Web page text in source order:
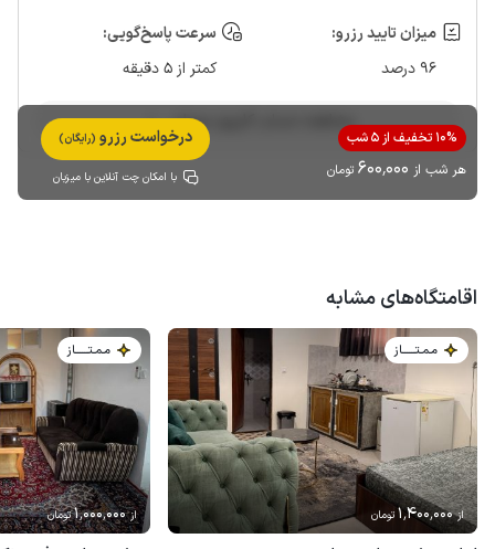
میزان تایید رزرو:
96 درصد
سرعت پاسخ‌گویی:
کمتر از 5 دقیقه
مشاهده حساب کاربری میزبان
10% تخفیف از 5 شب
هر شب از 600٬000 تومان
درخواست رزرو (رایگان)
با امکان چت آنلاین با میزبان
اقامتگاه‌های مشابه
مـمـتــــــاز
از 1٬400٬000 تومان
مـمـتــــــاز
از 1٬000٬000تومان